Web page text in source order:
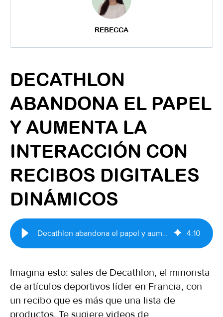
REBECCA
DECATHLON
ABANDONA EL PAPEL
Y AUMENTA LA
INTERACCIÓN CON
RECIBOS DIGITALES
DINÁMICOS
Decathlon abandona el papel y aumenta la interacción con recibos digitales dinámicos 4:10
Imagina esto: sales de Decathlon, el minorista
de artículos deportivos líder en Francia, con
un recibo que es más que una lista de